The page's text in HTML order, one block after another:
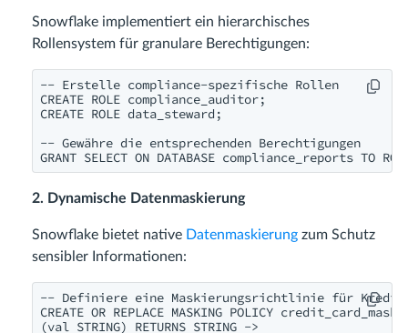
Snowflake implementiert ein hierarchisches
Rollensystem für granulare Berechtigungen:
-- Erstelle compliance-spezifische Rollen
CREATE ROLE compliance_auditor;
CREATE ROLE data_steward;
-- Gewähre die entsprechenden Berechtigungen
2. Dynamische Datenmaskierung
Snowflake bietet native Datenmaskierung zum Schutz
sensibler Informationen:
-- Definiere eine Maskierungsrichtlinie für
CREATE OR REPLACE MASKING POLICY credit_card_mask
(val STRING) RETURNS STRING ->